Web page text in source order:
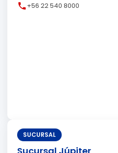
call+56 22 540 8000
SUCURSAL